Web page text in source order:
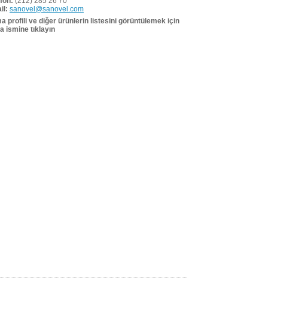
sanovel@sanovel.com
profili ve diğer ürünlerin listesini görüntülemek için
ismine tıklayın